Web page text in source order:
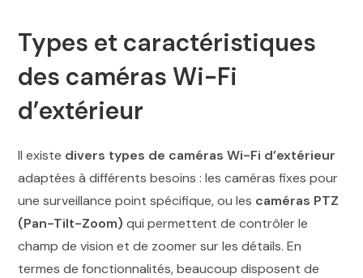
Types et caractéristiques
des caméras Wi-Fi
d’extérieur
Il existe divers types de caméras Wi-Fi d’extérieur
adaptées à différents besoins : les caméras fixes pour
une surveillance point spécifique, ou les caméras PTZ
(Pan-Tilt-Zoom)qui permettent de contrôler le
champ de vision et de zoomer sur les détails. En
termes de fonctionnalités, beaucoup disposent de